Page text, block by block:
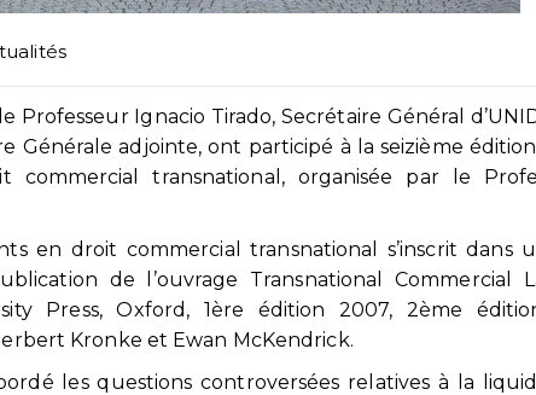
Professeur Ignacio Tirado, Secrétaire Général
Générale adjointe, ont participé à la seizième
commercial transnational, organisée par le
en droit commercial transnational s’inscrit dans
de l’ouvrage Transnational Commercial
Press, Oxford, 1ère édition 2007, 2ème
Kronke et Ewan McKendrick.
les questions controversées relatives à la